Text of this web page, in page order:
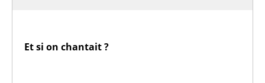
Et si on chantait ?